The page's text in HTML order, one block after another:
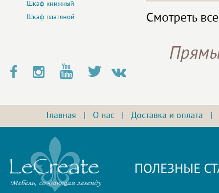
Шкаф книжный
Шкаф платяной
Смотреть
Главная О нас Доставка и оплата
ПОЛЕЗНЫЕ